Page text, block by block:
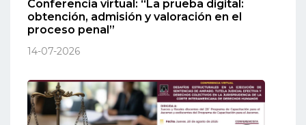
Conferencia virtual: “La prueba digital:
obtención, admisión y valoración en el
proceso penal”
14-07-2026